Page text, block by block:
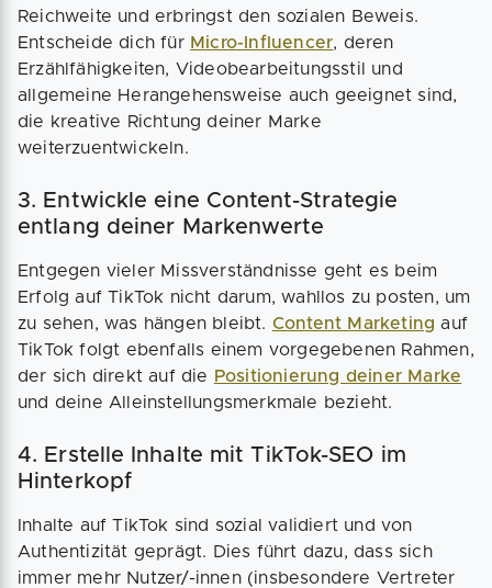
Reichweite und erbringst den sozialen Beweis.
Entscheide dich für Micro-Influencer, deren
Erzählfähigkeiten, Videobearbeitungsstil und
allgemeine Herangehensweise auch geeignet sind,
die kreative Richtung deiner Marke
weiterzuentwickeln.
3. Entwickle eine Content-Strategie
entlang deiner Markenwerte
Entgegen vieler Missverständnisse geht es beim
Erfolg auf TikTok nicht darum, wahllos zu posten, um
zu sehen, was hängen bleibt. Content Marketing auf
TikTok folgt ebenfalls einem vorgegebenen Rahmen,
der sich direkt auf die Positionierung deiner Marke
und deine Alleinstellungsmerkmale bezieht.
4. Erstelle Inhalte mit TikTok-SEO im
Hinterkopf
Inhalte auf TikTok sind sozial validiert und von
Authentizität geprägt. Dies führt dazu, dass sich
immer mehr Nutzer/-innen (insbesondere Vertreter